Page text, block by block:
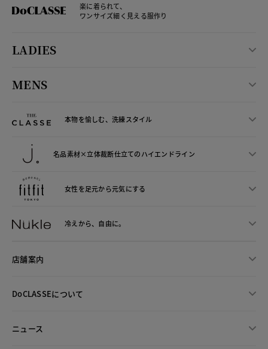
楽に着られて、
ワンサイズ細く見える服作り
LADIES
MENS
本物を愉しむ、洗練スタイル
名品素材×立体裁断仕立てのハイエンドライン
女性を足元から元気にする
冷えから、 自由に。
店舗案内
DoCLASSEについて
ニュース